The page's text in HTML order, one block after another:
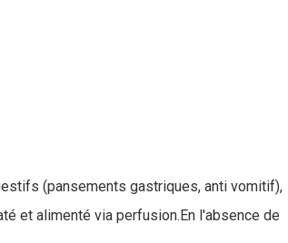
(pansements gastriques, anti vomitif),
et alimenté via perfusion.En l'absence de